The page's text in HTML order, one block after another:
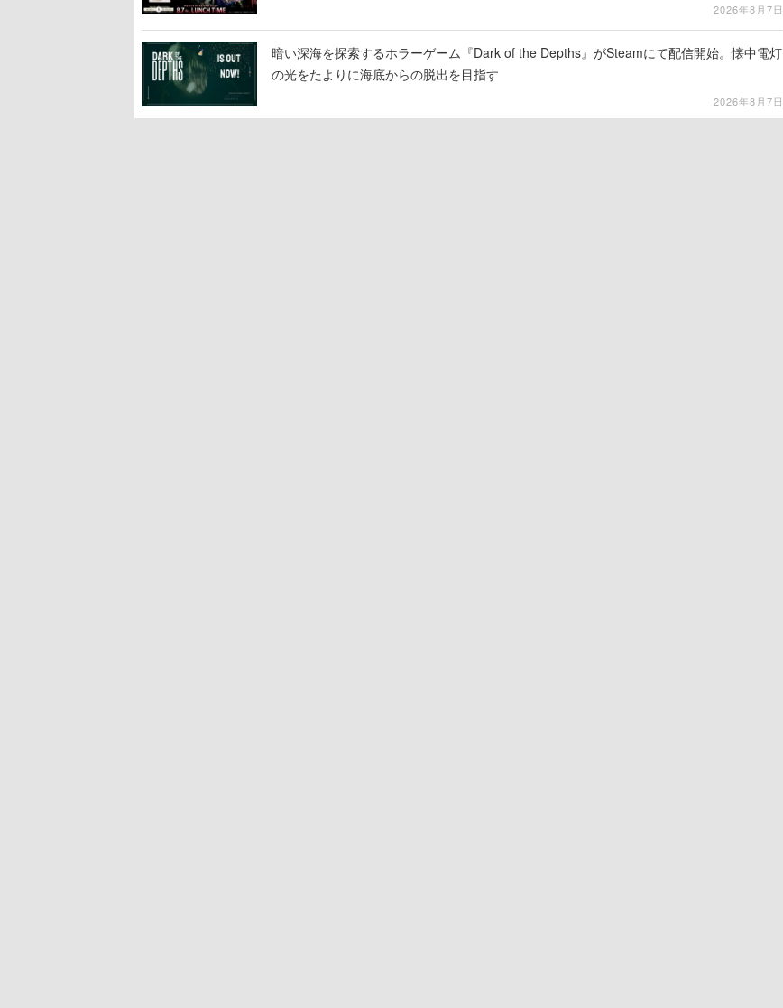
2026年8月7日
暗い深海を探索するホラーゲーム『Dark of the Depths』がSteamにて配信開始。懐中電灯
の光をたよりに海底からの脱出を目指す
2026年8月7日